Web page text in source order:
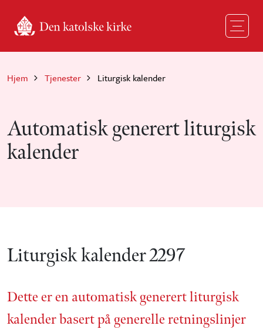
Hjem Tjenester Liturgisk kalender
Automatisk generert liturgisk
kalender
Liturgisk kalender 2297
Dette er en automatisk generert liturgisk
kalender basert på generelle retnings­linjer